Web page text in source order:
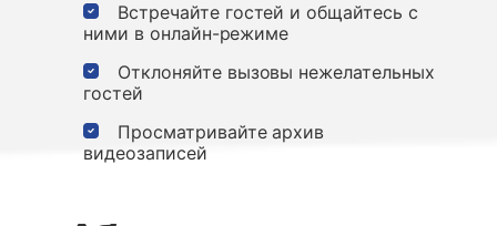
Встречайте гостей и общайтесь с
ними в онлайн-режиме
Отклоняйте вызовы нежелательных
гостей
Просматривайте архив
видеозаписей